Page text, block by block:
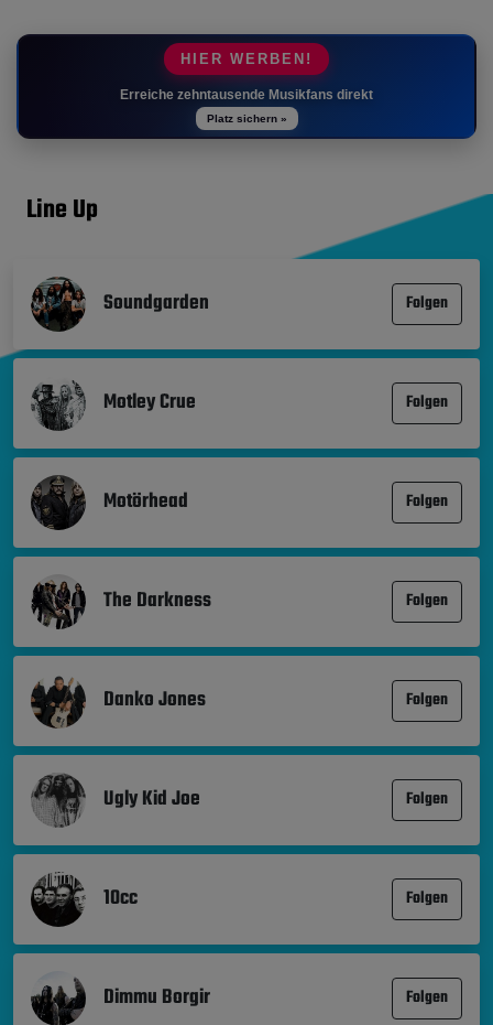
HIER WERBEN!
Erreiche zehntausende Musikfans direkt
Platz sichern »
Line Up
Soundgarden Folgen
Motley Crue Folgen
Motörhead Folgen
The Darkness Folgen
Danko Jones Folgen
Ugly Kid Joe Folgen
10cc Folgen
Dimmu Borgir Folgen